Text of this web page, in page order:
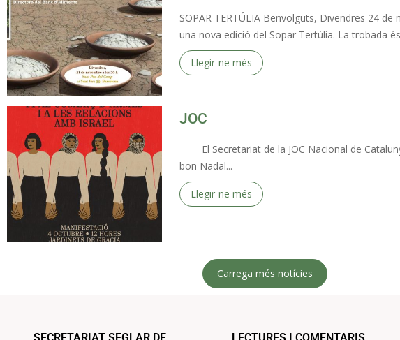
SOPAR TERTÚLIA Benvolguts, Divendres 24
una nova edició del Sopar Tertúlia. La trobada
Llegir-ne més
JOC
El Secretariat de la JOC Nacional de
bon Nadal...
Llegir-ne més
Carrega més notícies